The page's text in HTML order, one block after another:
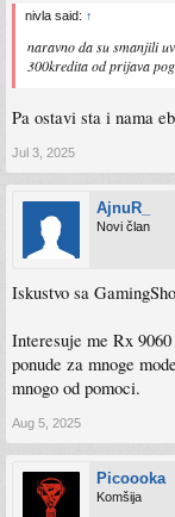
nivla said: ↑
naravno da su smanjili
300kredita od prijava
Pa ostavi sta i nama
Jul 3, 2025
AjnuR_
Novi član
Iskustvo sa
Interesuje me Rx
ponude za mnoge
mnogo od pomoci.
Aug 5, 2025
Picoooka
Komšija